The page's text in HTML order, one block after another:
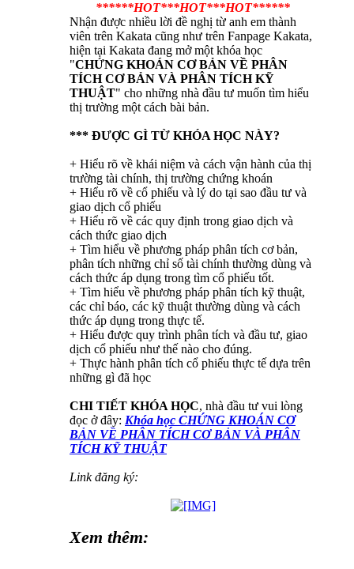
******HOT***HOT***HOT******
Nhận được nhiều lời đề nghị từ anh em thành
viên trên Kakata cũng như trên Fanpage Kakata,
hiện tại Kakata đang mở một khóa học
"CHỨNG KHOÁN CƠ BẢN VỀ PHÂN
TÍCH CƠ BẢN VÀ PHÂN TÍCH KỸ
THUẬT" cho những nhà đầu tư muốn tìm hiểu
thị trường một cách bài bản.
*** ĐƯỢC GÌ TỪ KHÓA HỌC NÀY?
+ Hiểu rõ về khái niệm và cách vận hành của thị
trường tài chính, thị trường chứng khoán
+ Hiểu rõ về cổ phiếu và lý do tại sao đầu tư và
giao dịch cổ phiếu
+ Hiểu rõ về các quy định trong giao dịch và
cách thức giao dịch
+ Tìm hiểu về phương pháp phân tích cơ bản,
phân tích những chỉ số tài chính thường dùng và
cách thức áp dụng trong tìm cổ phiếu tốt.
+ Tìm hiểu về phương pháp phân tích kỹ thuật,
các chỉ báo, các kỹ thuật thường dùng và cách
thức áp dụng trong thực tế.
+ Hiểu được quy trình phân tích và đầu tư, giao
dịch cổ phiếu như thế nào cho đúng.
+ Thực hành phân tích cổ phiếu thực tế dựa trên
những gì đã học
CHI TIẾT KHÓA HỌC, nhà đầu tư vui lòng
đọc ở đây: Khóa học CHỨNG KHOÁN CƠ
BẢN VỀ PHÂN TÍCH CƠ BẢN VÀ PHÂN
TÍCH KỸ THUẬT
Link đăng ký:
Xem thêm: